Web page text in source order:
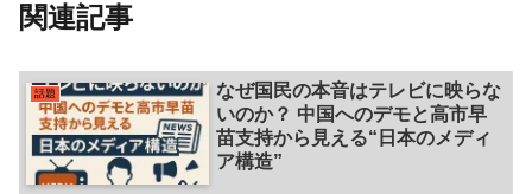
関連記事
話題
なぜ国民の本音はテレビに映らな
いのか？ 中国へのデモと高市早
苗支持から見える“日本のメディ
ア構造”